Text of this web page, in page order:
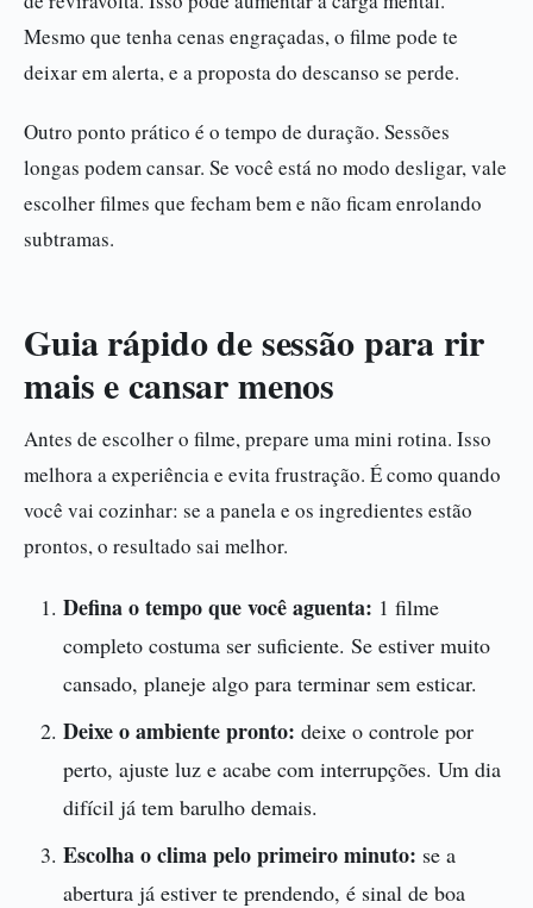
Mesmo que tenha cenas engraçadas, o filme pode te
deixar em alerta, e a proposta do descanso se perde.
Outro ponto prático é o tempo de duração. Sessões
longas podem cansar. Se você está no modo desligar, vale
escolher filmes que fecham bem e não ficam enrolando
subtramas.
Guia rápido de sessão para rir
mais e cansar menos
Antes de escolher o filme, prepare uma mini rotina. Isso
melhora a experiência e evita frustração. É como quando
você vai cozinhar: se a panela e os ingredientes estão
prontos, o resultado sai melhor.
Defina o tempo que você aguenta: 1 filme
completo costuma ser suficiente. Se estiver muito
cansado, planeje algo para terminar sem esticar.
Deixe o ambiente pronto: deixe o controle por
perto, ajuste luz e acabe com interrupções. Um dia
difícil já tem barulho demais.
Escolha o clima pelo primeiro minuto: se a
abertura já estiver te prendendo, é sinal de boa